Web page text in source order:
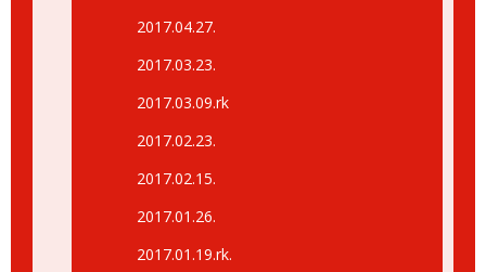
2017.04.27.
2017.03.23.
2017.03.09.rk
2017.02.23.
2017.02.15.
2017.01.26.
2017.01.19.rk.